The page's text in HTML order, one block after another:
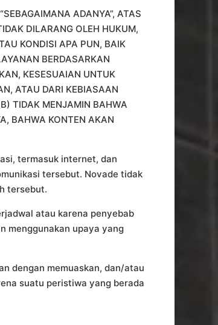
ADANYA”, ATAS
DILARANG OLEH HUKUM,
KONDISI APA PUN, BAIK
BERDASARKAN
KESESUAIAN UNTUK
ATAU DARI KEBIASAAN
TIDAK MENJAMIN BAHWA
BAHWA KONTEN AKAN
termasuk internet, dan
tersebut. Novade tidak
tersebut.
atau karena penyebab
menggunakan upaya yang
dengan memuaskan, dan/atau
suatu peristiwa yang berada